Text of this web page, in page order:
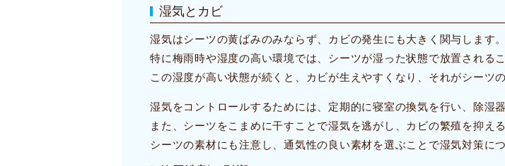
湿気とカビ
湿気はシーツの黄ばみのみならず、カビの発生にも大きく関与します。
特に梅雨時や湿度の高い環境では、シーツが湿った状態で放置される
この湿度が高い状態が続くと、カビが生えやすくなり、それがシーツ
湿気をコントロールするためには、定期的に寝室の換気を行い、除湿
また、シーツをこまめに干すことで湿気を逃がし、カビの繁殖を抑え
シーツの素材にも注意し、通気性の良い素材を選ぶことで湿気対策につ